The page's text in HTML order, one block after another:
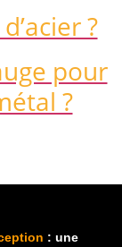
?
pour
?
: une